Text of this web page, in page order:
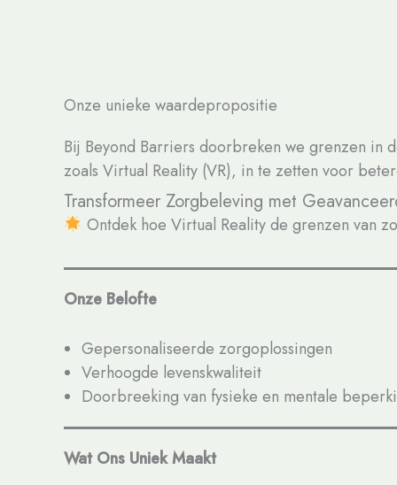
Onze unieke waardepropositie
Bij Beyond Barriers doorbreken we grenzen in
zoals Virtual Reality (VR), in te zetten voor
Transformeer Zorgbeleving met
Ontdek hoe Virtual Reality de grenzen van
Onze Belofte
Gepersonaliseerde zorgoplossingen
Verhoogde levenskwaliteit
Doorbreeking van fysieke en mentale
Wat Ons Uniek Maakt